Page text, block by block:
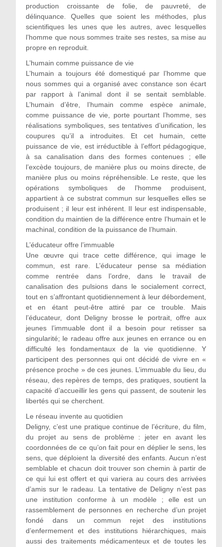
production croissante de folie, de pauvreté, de
délinquance. Quelles que soient les méthodes, plus
scientifiques les unes que les autres, avec lesquelles
l’homme que nous sommes traite ses restes, sa mise au
propre en reproduit.
L’humain comme puissance de vie
L’humain a toujours été domestiqué par l’homme que
nous sommes qui a organisé avec constance son écart
par rapport à l’animal dont il se sentait semblable.
L’humain d’être, l’humain comme espèce animale,
comme puissance de vie, porte pourtant l’homme, ses
réalisations symboliques, ses tentatives d’unification, les
coupures qu’il a introduites. Et cet humain, cette
puissance de vie, est irréductible à l’effort pédagogique,
à sa canalisation dans des formes contenues ; elle
l’excède toujours, de manière plus ou moins directe, de
manière plus ou moins répréhensible. Le reste, que les
opérations symboliques de l’homme produisent,
appartient à ce substrat commun sur lesquelles elles se
produisent ; il leur est inhérent. Il leur est indispensable,
condition du maintien de la différence entre l’humain et le
machinal, condition de la puissance de l’humain.
L’éducateur offre l’immuable
Une œuvre qui trace cette différence, qui image le
commun, est rare. L’éducateur pense sa médiation
comme rentrée dans l’ordre, dans le travail de
canalisation des pulsions dans le socialement correct,
tout en s’affrontant quotidiennement à leur débordement,
et en étant peut-être attiré par ce trouble. Mais
l’éducateur, dont Deligny brosse le portrait, offre aux
jeunes l’immuable dont il a besoin pour retisser sa
singularité; le radeau offre aux jeunes en errance ou en
difficulté les fondamentaux de la vie quotidienne. Y
participent des personnes qui ont décidé de vivre en «
présence proche » de ces jeunes. L’immuable du lieu, du
réseau, des repères de temps, des pratiques, soutient la
capacité d’accueillir les gens qui passent, de soutenir les
libertés qui se cherchent.
Le réseau invente au quotidien
Deligny, c’est une pratique continue de l’écriture, du film,
du projet au sens de problème : jeter en avant les
coordonnées de ce qu’on fait pour en déplier le sens, les
sens, que déploient la diversité des enfants. Aucun n’est
semblable et chacun doit trouver son chemin à partir de
ce qui lui est offert et qui variera au cours des arrivées
d’amis sur le radeau. La tentative de Deligny n’est pas
une institution conforme à un modèle ; elle est un
rassemblement de personnes en recherche d’un projet
fondé dans un commun rejet des institutions
d’enfermement et des institutions hiérarchiques, mais
aussi des traitements médicamenteux et de toutes les